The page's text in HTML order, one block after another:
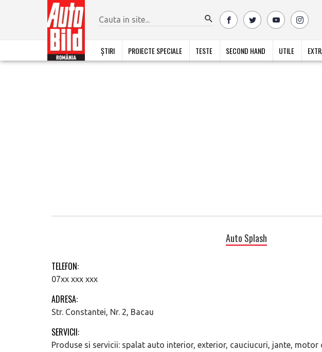
ȘTIRI PROIECTE SPECIALE TESTE SECOND HAND UTILE
Auto Splash
TELEFON:
07xx xxx xxx
ADRESA:
Str. Constantei, Nr. 2, Bacau
SERVICII:
Produse si servicii: spalat auto interior, exterior, cauciucuri, jante,